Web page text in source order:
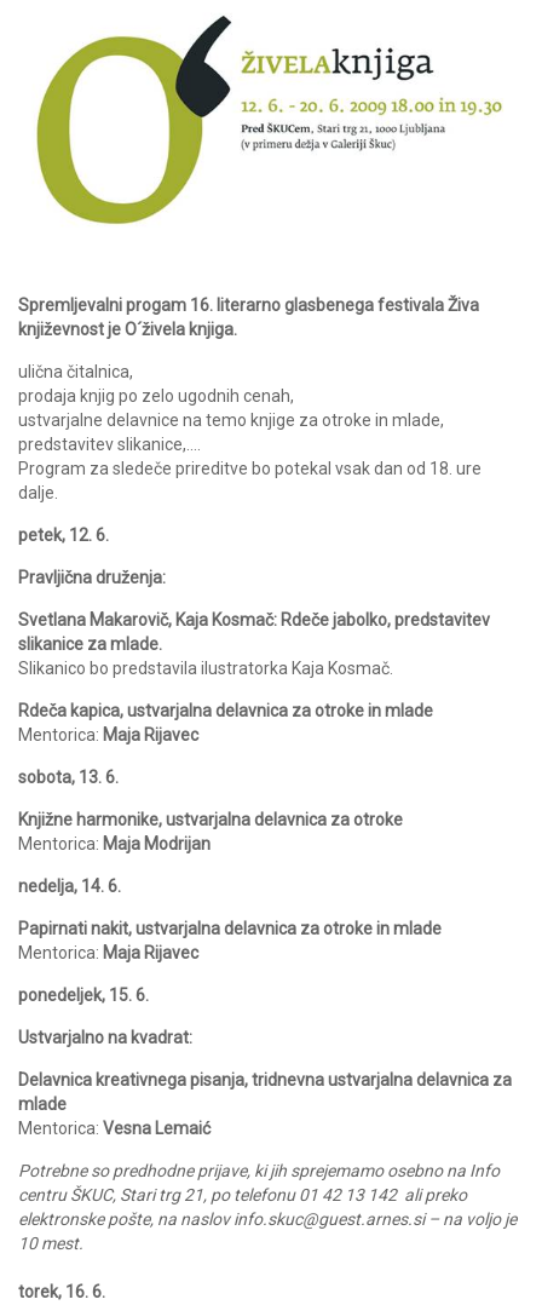
Spremljevalni progam 16. literarno glasbenega festivala Živa
književnost je O´živela knjiga.
ulična čitalnica,
prodaja knjig po zelo ugodnih cenah,
ustvarjalne delavnice na temo knjige za otroke in mlade,
predstavitev slikanice,….
Program za sledeče prireditve bo potekal vsak dan od 18. ure
dalje.
petek, 12. 6.
Pravljična druženja:
Svetlana Makarovič, Kaja Kosmač: Rdeče jabolko, predstavitev
slikanice za mlade.
Slikanico bo predstavila ilustratorka Kaja Kosmač.
Rdeča kapica, ustvarjalna delavnica za otroke in mlade
Mentorica: Maja Rijavec
sobota, 13. 6.
Knjižne harmonike, ustvarjalna delavnica za otroke
Mentorica: Maja Modrijan
nedelja, 14. 6.
Papirnati nakit, ustvarjalna delavnica za otroke in mlade
Mentorica: Maja Rijavec
ponedeljek, 15. 6.
Ustvarjalno na kvadrat:
Delavnica kreativnega pisanja, tridnevna ustvarjalna delavnica za
mlade
Mentorica: Vesna Lemaić
Potrebne so predhodne prijave, ki jih sprejemamo osebno na Info
centru ŠKUC, Stari trg 21, po telefonu 01 42 13 142 ali preko
elektronske pošte, na naslov info.skuc@guest.arnes.si – na voljo je
10 mest.
torek, 16. 6.